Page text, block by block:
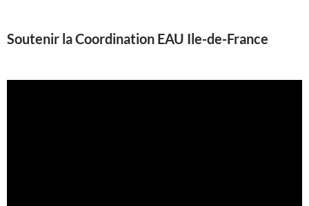
Soutenir la Coordination EAU Ile-de-France